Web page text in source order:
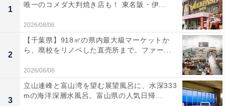
1
唯一のコメダ大判焼き店も！ 東名阪・伊...
2026/08/06
2
【千葉県】918㎡の県内最大級マーケットか
ら、廃校をリノベした直売所まで。ファー...
2026/08/06
3
立山連峰と富山湾を望む展望風呂に、水深333
mの海洋深層水風呂。富山県の人気日帰...